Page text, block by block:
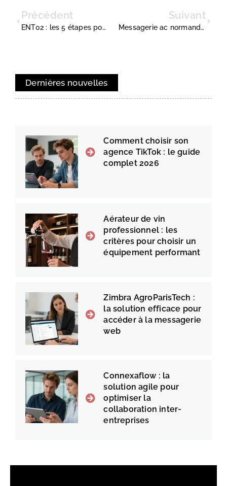
Précédent
ENT02 : les 5 étapes pour réussir la connexion au portail scolaire
Suivant
Messagerie ac normandie : la procédure pour accéder au nouveau webmail Zimbra
Dernières nouvelles
Comment choisir son
agence TikTok : le guide
complet 2026
Aérateur de vin
professionnel : les
critères pour choisir un
équipement performant
Zimbra AgroParisTech :
la solution efficace pour
accéder à la messagerie
web
Connexaflow : la
solution agile pour
optimiser la
collaboration inter-
entreprises